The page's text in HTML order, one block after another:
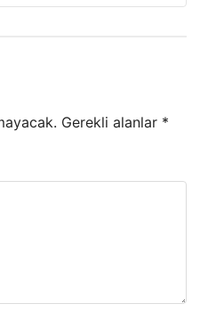
Gerekli alanlar *